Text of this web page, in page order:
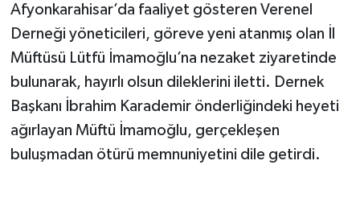
Afyonkarahisar’da faaliyet gösteren Verenel
Derneği yöneticileri, göreve yeni atanmış olan İl
Müftüsü Lütfü İmamoğlu’na nezaket ziyaretinde
bulunarak, hayırlı olsun dileklerini iletti. Dernek
Başkanı İbrahim Karademir önderliğindeki heyeti
ağırlayan Müftü İmamoğlu, gerçekleşen
buluşmadan ötürü memnuniyetini dile getirdi.